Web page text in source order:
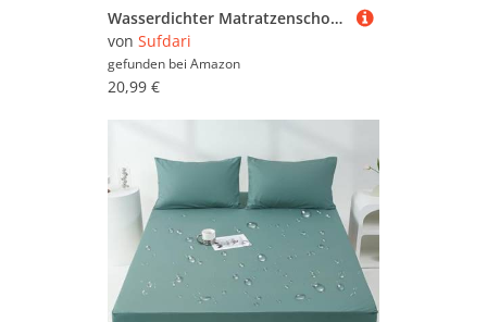
Wasserdichter Matratzenschoner 120x200cm Spannbettlaken, Atmungsaktive Matratzenbezug Wasserundurchlässiger Matratzen-Schutz Nässeschutz Spannbetttücher - Grau
von Sufdari
gefunden bei Amazon
20,99 €